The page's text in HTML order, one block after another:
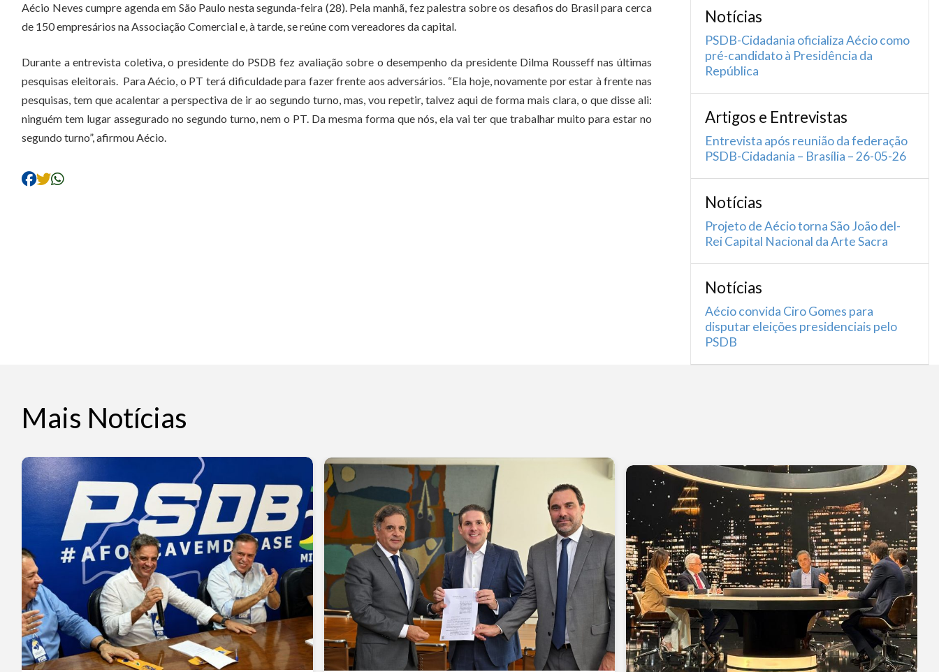
Aécio Neves cumpre agenda em São Paulo nesta segunda-feira (28). Pela manhã, fez palestra sobre os desafios do Brasil para cerca
de 150 empresários na Associação Comercial e, à tarde, se reúne com vereadores da capital.
Durante a entrevista coletiva, o presidente do PSDB fez avaliação sobre o desempenho da presidente Dilma Rousseff nas últimas
pesquisas eleitorais. Para Aécio, o PT terá dificuldade para fazer frente aos adversários. “Ela hoje, novamente por estar à frente nas
pesquisas, tem que acalentar a perspectiva de ir ao segundo turno, mas, vou repetir, talvez aqui de forma mais clara, o que disse ali:
ninguém tem lugar assegurado no segundo turno, nem o PT. Da mesma forma que nós, ela vai ter que trabalhar muito para estar no
segundo turno”, afirmou Aécio.
Notícias
PSDB-Cidadania oficializa Aécio como
pré-candidato à Presidência da
República
Artigos e Entrevistas
Entrevista após reunião da federação
PSDB-Cidadania – Brasília – 26-05-26
Notícias
Projeto de Aécio torna São João del-
Rei Capital Nacional da Arte Sacra
Notícias
Aécio convida Ciro Gomes para
disputar eleições presidenciais pelo
PSDB
Mais Notícias